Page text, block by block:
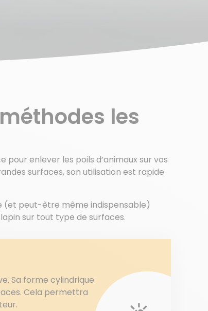
les
pour enlever les poils d’animaux sur vos
surfaces, son utilisation est rapide
(et peut-être même indispensable)
sur tout type de surfaces.
Sa forme cylindrique
Cela permettra